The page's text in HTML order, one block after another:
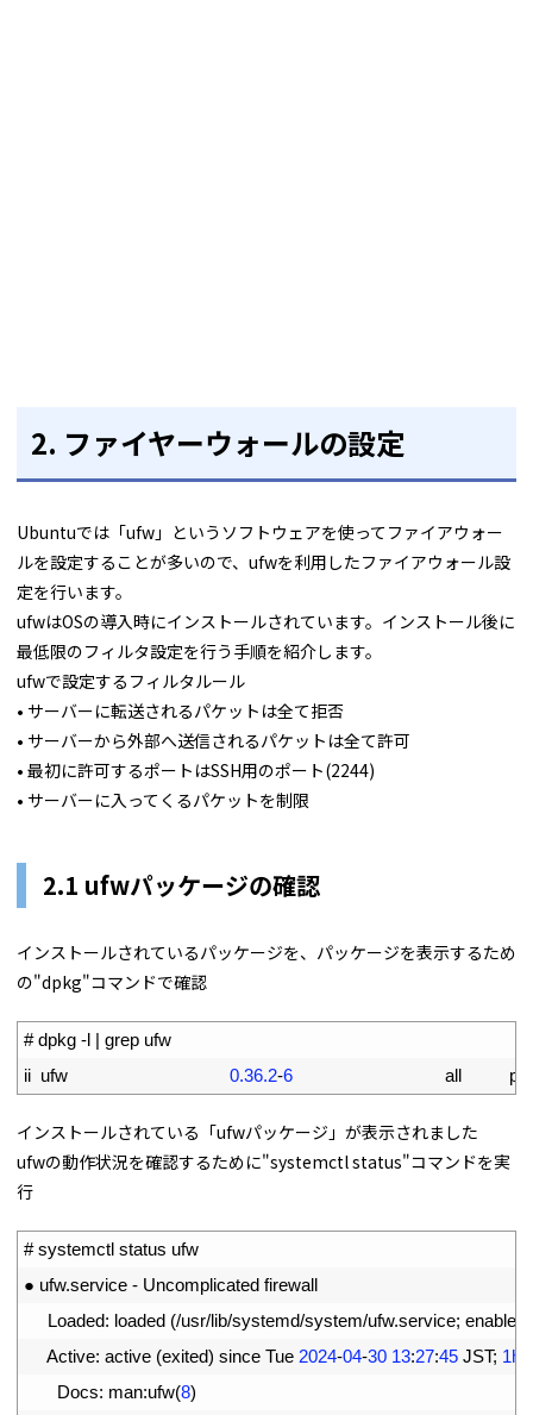
2. ファイヤーウォールの設定
Ubuntuでは「ufw」というソフトウェアを使ってファイアウォー
ルを設定することが多いので、ufwを利用したファイアウォール設
定を行います。
ufwはOSの導入時にインストールされています。インストール後に
最低限のフィルタ設定を行う手順を紹介します。
ufwで設定するフィルタルール
• サーバーに転送されるパケットは全て拒否
• サーバーから外部へ送信されるパケットは全て許可
• 最初に許可するポートはSSH用のポート(2244)
• サーバーに入ってくるパケットを制限
2.1 ufwパッケージの確認
インストールされているパッケージを、パッケージを表示するため
の"dpkg"コマンドで確認
# dpkg -l | grep ufw
ii ufw 0.36.2-6 all
インストールされている「ufwパッケージ」が表示されました
ufwの動作状況を確認するために"systemctl status"コマンドを実
行
# systemctl status ufw
● ufw.service - Uncomplicated firewall
Loaded: loaded (/usr/lib/systemd/system/ufw.service; enabled
Active: active (exited) since Tue 2024-04-30 13:27:45 JST; 1h
Docs: man:ufw(8)